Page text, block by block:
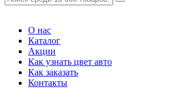
О нас
Каталог
Акции
Как узнать цвет авто
Как заказать
Контакты